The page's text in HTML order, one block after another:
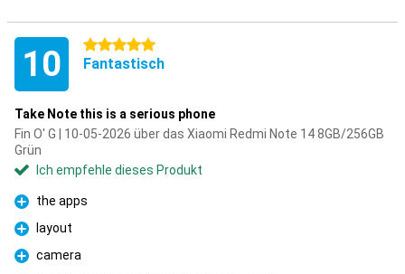
10 5 Sterne
Fantastisch
Take Note this is a serious phone
Fin O' G | 10-05-2026 über das Xiaomi Redmi Note 14 8GB/256GB
Grün
Ich empfehle dieses Produkt
Pro
the apps
Pro
layout
Pro
camera